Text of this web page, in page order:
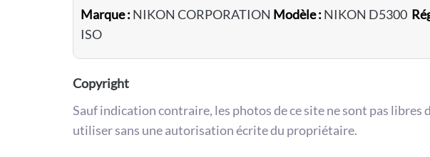
Marque : NIKON CORPORATION Modèle : NIKON D5300
ISO
Copyright
Sauf indication contraire, les photos de ce site ne sont pas libres
utiliser sans une autorisation écrite du propriétaire.